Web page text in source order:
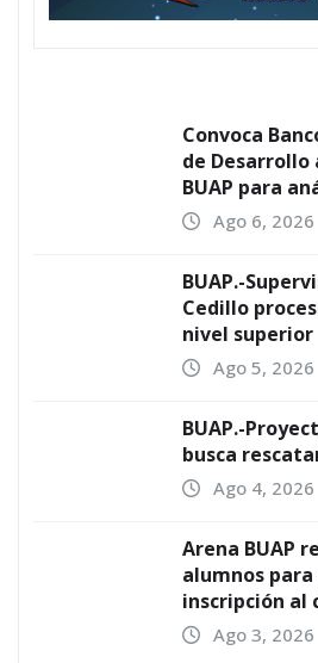
Convoca
de
BUAP para
Ago 6, 2026
BUAP.-
Cedillo
nivel superior
Ago 5, 2026
BUAP.-
busca
Ago 4, 2026
Arena BUAP
alumnos
inscripción al
Ago 3, 2026